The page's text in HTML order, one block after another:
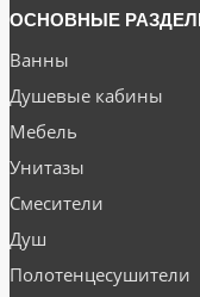
ОСНОВНЫЕ
Ванны
Душевые кабины
Мебель
Унитазы
Смесители
Душ
Полотенцесушители